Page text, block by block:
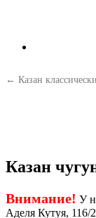
← Казан
Казан
Внимание! У
Аделя Кутуя, 116/